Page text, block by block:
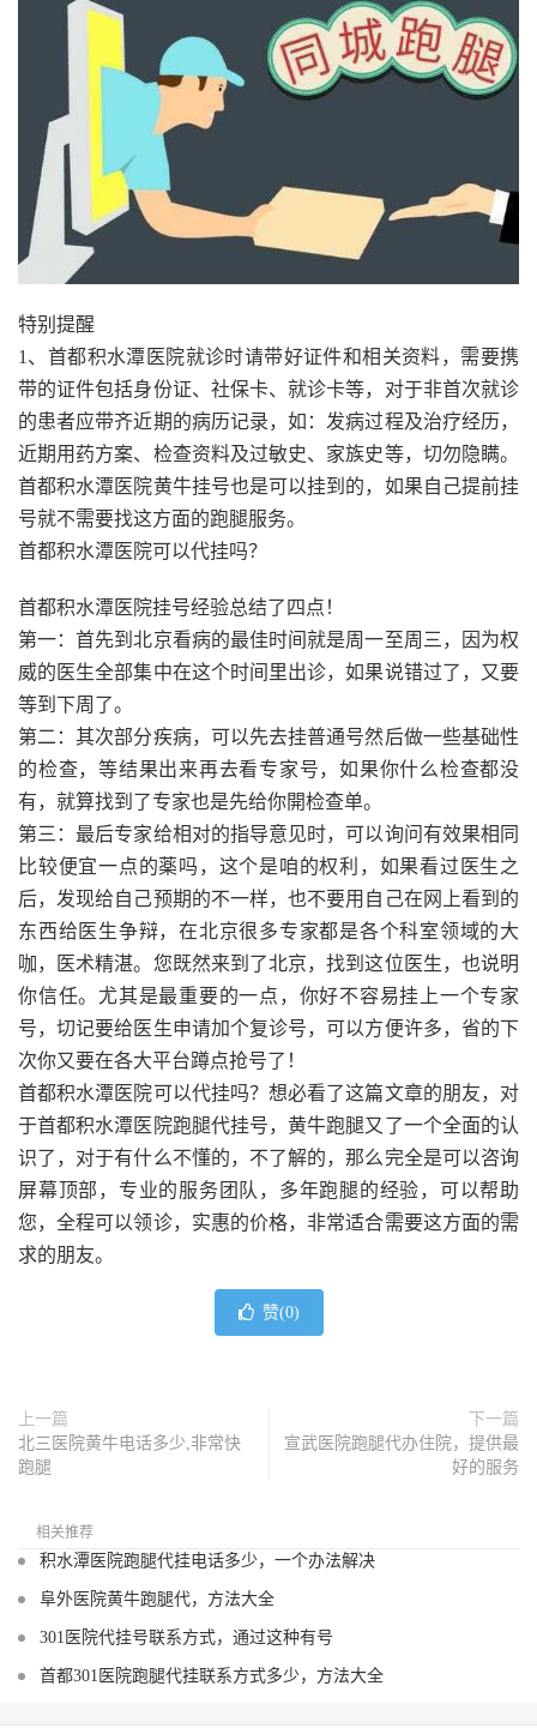
特别提醒
1、首都积水潭医院就诊时请带好证件和相关资料，需要携
带的证件包括身份证、社保卡、就诊卡等，对于非首次就诊
的患者应带齐近期的病历记录，如：发病过程及治疗经历，
近期用药方案、检查资料及过敏史、家族史等，切勿隐瞒。
首都积水潭医院黄牛挂号也是可以挂到的，如果自己提前挂
号就不需要找这方面的跑腿服务。
首都积水潭医院可以代挂吗？
首都积水潭医院挂号经验总结了四点！
第一：首先到北京看病的最佳时间就是周一至周三，因为权
威的医生全部集中在这个时间里出诊，如果说错过了，又要
等到下周了。
第二：其次部分疾病，可以先去挂普通号然后做一些基础性
的检查，等结果出来再去看专家号，如果你什么检查都没
有，就算找到了专家也是先给你開检查单。
第三：最后专家给相对的指导意见时，可以询问有效果相同
比较便宜一点的薬吗，这个是咱的权利，如果看过医生之
后，发现给自己预期的不一样，也不要用自己在网上看到的
东西给医生争辩，在北京很多专家都是各个科室领域的大
咖，医术精湛。您既然来到了北京，找到这位医生，也说明
你信任。尤其是最重要的一点，你好不容易挂上一个专家
号，切记要给医生申请加个复诊号，可以方便许多，省的下
次你又要在各大平台蹲点抢号了！
首都积水潭医院可以代挂吗？想必看了这篇文章的朋友，对
于首都积水潭医院跑腿代挂号，黄牛跑腿又了一个全面的认
识了，对于有什么不懂的，不了解的，那么完全是可以咨询
屏幕顶部，专业的服务团队，多年跑腿的经验，可以帮助
您，全程可以领诊，实惠的价格，非常适合需要这方面的需
求的朋友。
赞(0)
上一篇
北三医院黄牛电话多少,非常快
跑腿
下一篇
宣武医院跑腿代办住院，提供最
好的服务
相关推荐
积水潭医院跑腿代挂电话多少，一个办法解决
阜外医院黄牛跑腿代，方法大全
301医院代挂号联系方式，通过这种有号
首都301医院跑腿代挂联系方式多少，方法大全